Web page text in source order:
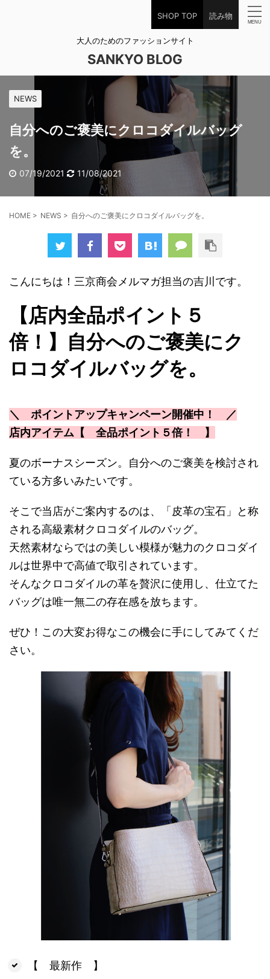
SHOP TOP 読み物
大人のためのファッションサイト
SANKYO BLOG
NEWS
自分へのご褒美にクロコダイルバッグ
を。
07/19/2021 11/08/2021
HOME > NEWS > 自分へのご褒美にクロコダイルバッグを。
こんにちは！三京商会メルマガ担当の吉川です。
【店内全品ポイント５
倍！】自分へのご褒美にク
ロコダイルバッグを。
＼ ポイントアップキャンペーン開催中！ ／
店内アイテム【 全品ポイント５倍！ 】
夏のボーナスシーズン。自分へのご褒美を検討され
ている方多いみたいです。
そこで当店がご案内するのは、「皮革の宝石」と称
される高級素材クロコダイルのバッグ。
天然素材ならではの美しい模様が魅力のクロコダイ
ルは世界中で高値で取引されています。
そんなクロコダイルの革を贅沢に使用し、仕立てた
バッグは唯一無二の存在感を放ちます。
ぜひ！この大変お得なこの機会に手にしてみてくだ
さい。
【 最新作 】